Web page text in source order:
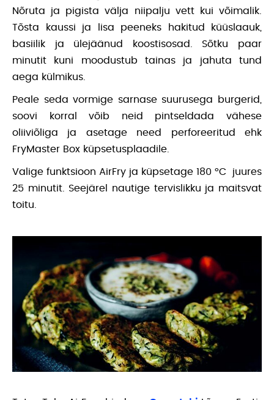
Nõruta ja pigista välja niipalju vett kui võimalik.
Tõsta kaussi ja lisa peeneks hakitud küüslaauk,
basiilik ja ülejäänud koostisosad. Sõtku paar
minutit kuni moodustub tainas ja jahuta tund
aega külmikus.
Peale seda vormige sarnase suurusega burgerid,
soovi korral võib neid pintseldada vähese
oliiviõliga ja asetage need perforeeritud ehk
FryMaster Box küpsetusplaadile.
Valige funktsioon AirFry ja küpsetage 180 °C juures
25 minutit. Seejärel nautige tervislikku ja maitsvat
toitu.